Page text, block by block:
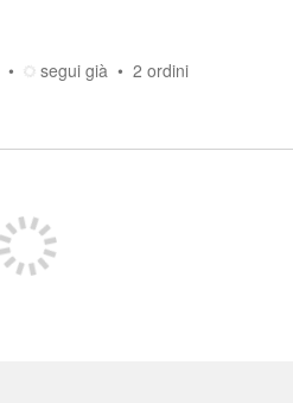
segui già 2 ordini